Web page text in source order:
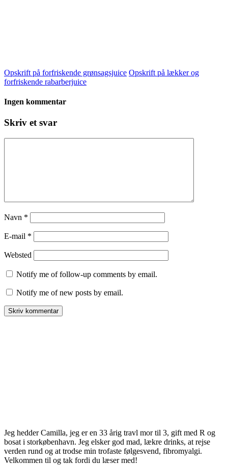
Opskrift på forfriskende grønsagsjuice Opskrift på lækker og
forfriskende rabarberjuice
Ingen kommentar
Skriv et svar
Navn *
E-mail *
Websted
Notify me of follow-up comments by email.
Notify me of new posts by email.
Jeg hedder Camilla, jeg er en 33 årig travl mor til 3, gift med R og
bosat i storkøbenhavn. Jeg elsker god mad, lækre drinks, at rejse
verden rund og at trodse min trofaste følgesvend, fibromyalgi.
Velkommen til og tak fordi du læser med!